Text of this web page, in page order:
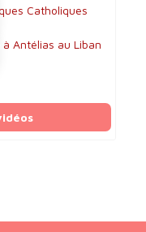
Catholiques
Antélias au Liban